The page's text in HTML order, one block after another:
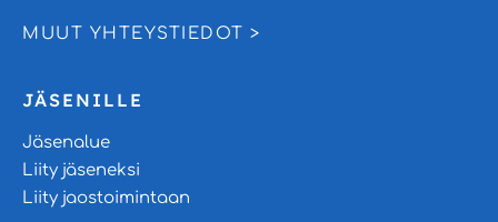
MUUT YHTEYSTIEDOT >
JÄSENILLE
Jäsenalue
Liity jäseneksi
Liity jaostoimintaan